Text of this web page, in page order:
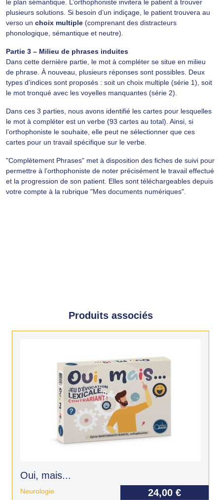
le plan sémantique. L’orthophoniste invitera le patient à trouver
plusieurs solutions. Si besoin d’un indiçage, le patient trouvera au
verso un choix multiple (comprenant des distracteurs
phonologique, sémantique et neutre).
Partie 3 – Milieu de phrases induites
Dans cette dernière partie, le mot à compléter se situe en milieu
de phrase. À nouveau, plusieurs réponses sont possibles. Deux
types d’indices sont proposés : soit un choix multiple (série 1), soit
le mot tronqué avec les voyelles manquantes (série 2).
Dans ces 3 parties, nous avons identifié les cartes pour lesquelles
le mot à compléter est un verbe (93 cartes au total). Ainsi, si
l’orthophoniste le souhaite, elle peut ne sélectionner que ces
cartes pour un travail spécifique sur le verbe.
"Complètement Phrases" met à disposition des fiches de suivi pour
permettre à l’orthophoniste de noter précisément le travail effectué
et la progression de son patient. Elles sont téléchargeables depuis
votre compte à la rubrique "Mes documents numériques".
Produits associés
Oui, mais...
Neurologie 24,00 €